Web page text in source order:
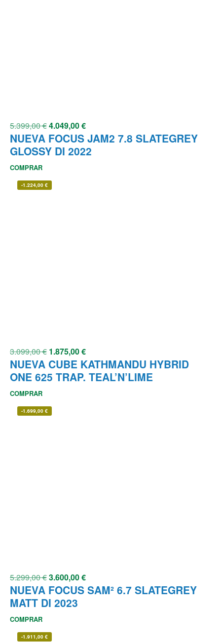
5.399,00€4.049,00€
NUEVA FOCUS JAM2 7.8 SLATEGREY
GLOSSY DI 2022
COMPRAR
-1.224,00 €
3.099,00€ 1.875,00€
NUEVA CUBE KATHMANDU HYBRID
ONE 625 TRAP. TEAL’N’LIME
COMPRAR
-1.699,00 €
5.299,00€3.600,00€
NUEVA FOCUS SAM² 6.7 SLATEGREY
MATT DI 2023
COMPRAR
-1.911,00 €